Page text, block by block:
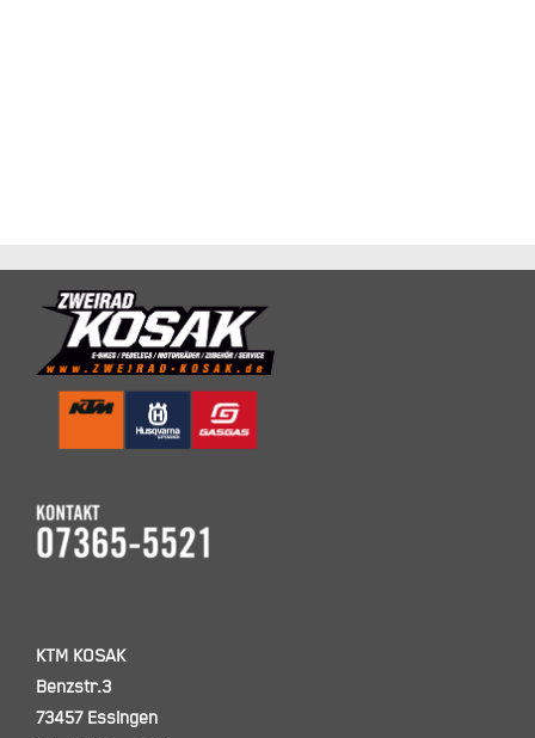
KTM KOSAK
Benzstr.3
73457 Essingen